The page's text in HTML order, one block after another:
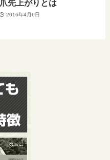
爪先上がりとは
2016年4月6日